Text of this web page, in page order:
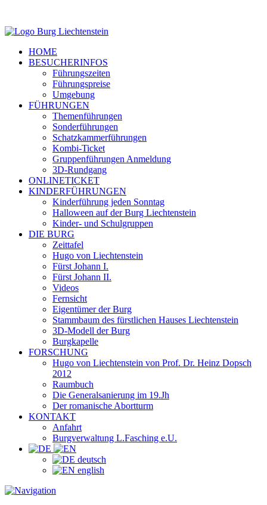
HOME
BESUCHERINFOS
Führungszeiten
Führungspreise
Umgebung
FÜHRUNGEN
Themenführungen
Sonderführungen
Schatzkammerführungen
Kombi-Ticket
Gruppenführungen Anmeldung
3D-Rundgang
ONLINETICKET
KINDERFÜHRUNGEN
Kinderführung jeden Sonntag
Halloween auf der Burg Liechtenstein
Kinder- und Schulgruppen
DIE BURG
Zeittafel
Hugo von Liechtenstein
Fürst Johann I.
Fürst Johann II.
Videos
Fernsicht
Eigentümer der Burg
Stammbaum des fürstlichen Hauses Liechtenstein
3D-Modell der Burg
Burgkapelle
FORSCHUNG
Hugo von Liechtenstein von Prof. Dr. Heinz Dopsch
2012
Raumbuch
Die Generalsanierung im 19.Jh
Der romanische Abortturm
KONTAKT
Anfahrt
Burgverwaltung L.Fasching e.U.
deutsch
english